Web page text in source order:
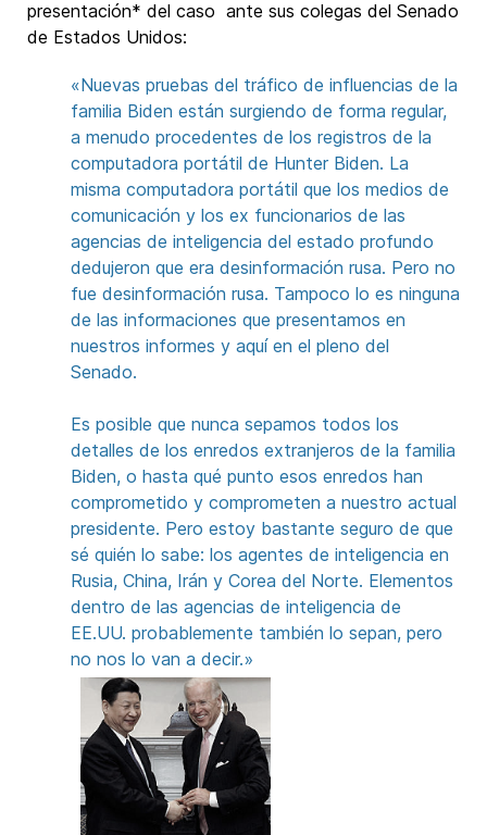
presentación* del caso ante sus colegas del Senado
de Estados Unidos:
«Nuevas pruebas del tráfico de influencias de la
familia Biden están surgiendo de forma regular,
a menudo procedentes de los registros de la
computadora portátil de Hunter Biden. La
misma computadora portátil que los medios de
comunicación y los ex funcionarios de las
agencias de inteligencia del estado profundo
dedujeron que era desinformación rusa. Pero no
fue desinformación rusa. Tampoco lo es ninguna
de las informaciones que presentamos en
nuestros informes y aquí en el pleno del
Senado.
Es posible que nunca sepamos todos los
detalles de los enredos extranjeros de la familia
Biden, o hasta qué punto esos enredos han
comprometido y comprometen a nuestro actual
presidente. Pero estoy bastante seguro de que
sé quién lo sabe: los agentes de inteligencia en
Rusia, China, Irán y Corea del Norte. Elementos
dentro de las agencias de inteligencia de
EE.UU. probablemente también lo sepan, pero
no nos lo van a decir.»